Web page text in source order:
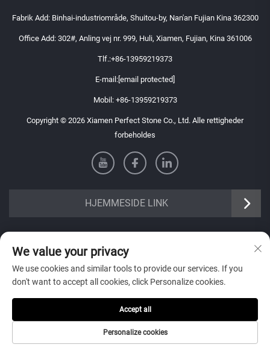
Fabrik Add: Binhai-industriområde, Shuitou-by, Nan'an Fujian Kina 362300
Office Add: 302#, Anling vej nr. 999, Huli, Xiamen, Fujian, Kina 361006
Tlf.:+86-13959219373
E-mail: [email protected]
Mobil: +86-13959219373
Copyright © 2026 Xiamen Perfect Stone Co., Ltd. Alle rettigheder
forbeholdes
HJEMMESIDE LINK
Tilmeld dig for at modtage vores ugentlige nyhedsbrev
Indsend
We value your privacy
We use cookies and similar tools to provide our services. If you
don't want to accept all cookies, click Personalize cookies.
Personalize cookies
Accept all